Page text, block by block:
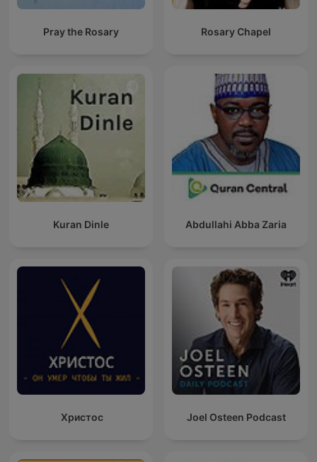
Pray the Rosary Rosary Chapel
Kuran Dinle Abdullahi Abba Zaria
Христос Joel Osteen Podcast